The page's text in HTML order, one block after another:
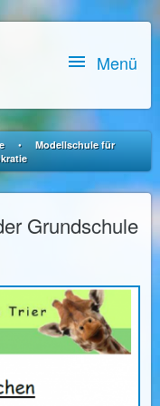
 Menü
•
Modellschule für
Grundschule